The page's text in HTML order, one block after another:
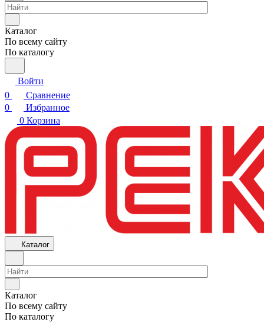
Каталог
По всему сайту
По каталогу
Войти
0
Сравнение
0
Избранное
0 Корзина
Каталог
Каталог
По всему сайту
По каталогу